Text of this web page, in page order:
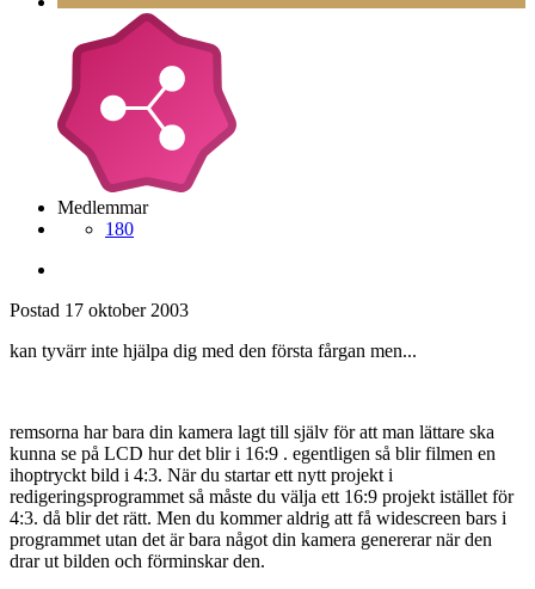
Medlemmar
180
Postad 17 oktober 2003
kan tyvärr inte hjälpa dig med den första fårgan men...
remsorna har bara din kamera lagt till själv för att man lättare ska
kunna se på LCD hur det blir i 16:9 . egentligen så blir filmen en
ihoptryckt bild i 4:3. När du startar ett nytt projekt i
redigeringsprogrammet så måste du välja ett 16:9 projekt istället för
4:3. då blir det rätt. Men du kommer aldrig att få widescreen bars i
programmet utan det är bara något din kamera genererar när den
drar ut bilden och förminskar den.